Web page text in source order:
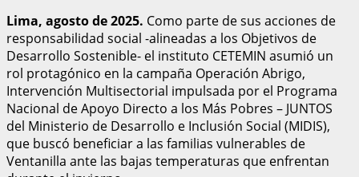
Lima, agosto de 2025. Como parte de sus acciones de
responsabilidad social -alineadas a los Objetivos de
Desarrollo Sostenible- el instituto CETEMIN asumió un
rol protagónico en la campaña Operación Abrigo,
Intervención Multisectorial impulsada por el Programa
Nacional de Apoyo Directo a los Más Pobres – JUNTOS
del Ministerio de Desarrollo e Inclusión Social (MIDIS),
que buscó beneficiar a las familias vulnerables de
Ventanilla ante las bajas temperaturas que enfrentan